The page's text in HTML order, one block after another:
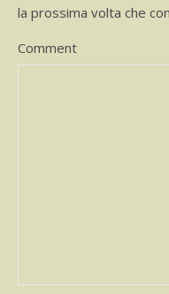
la prossima volta che
Comment